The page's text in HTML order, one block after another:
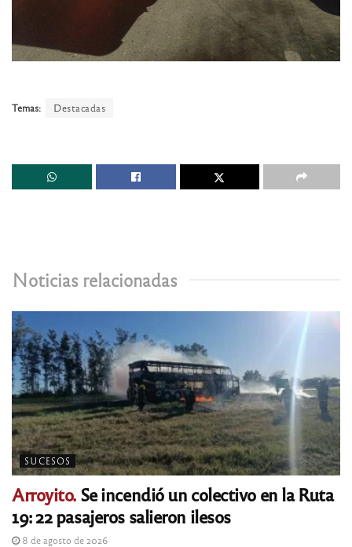
Temas: Destacadas
Noticias relacionadas
SUCESOS
Arroyito. Se incendió un colectivo en la Ruta
19: 22 pasajeros salieron ilesos
8 de agosto de 2026